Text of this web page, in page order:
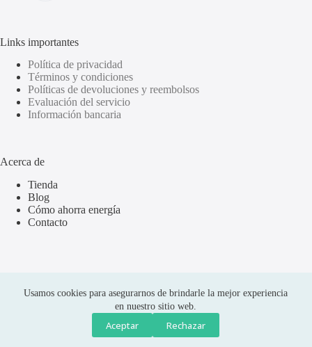
Usamos cookies para asegurarnos de brindarle la mejor experiencia
en nuestro sitio web.
Aceptar Rechazar
Links importantes
Política de privacidad
Términos y condiciones
Políticas de devoluciones y reembolsos
Evaluación del servicio
Información bancaria
Acerca de
Tienda
Blog
Cómo ahorra energía
Contacto